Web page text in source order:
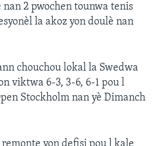
2 pwochen tounwa tenis
la akoz yon doulè nan
chouchou lokal la Swedwa
viktwa 6-3, 3-6, 6-1 pou l
Stockholm nan yè Dimanch